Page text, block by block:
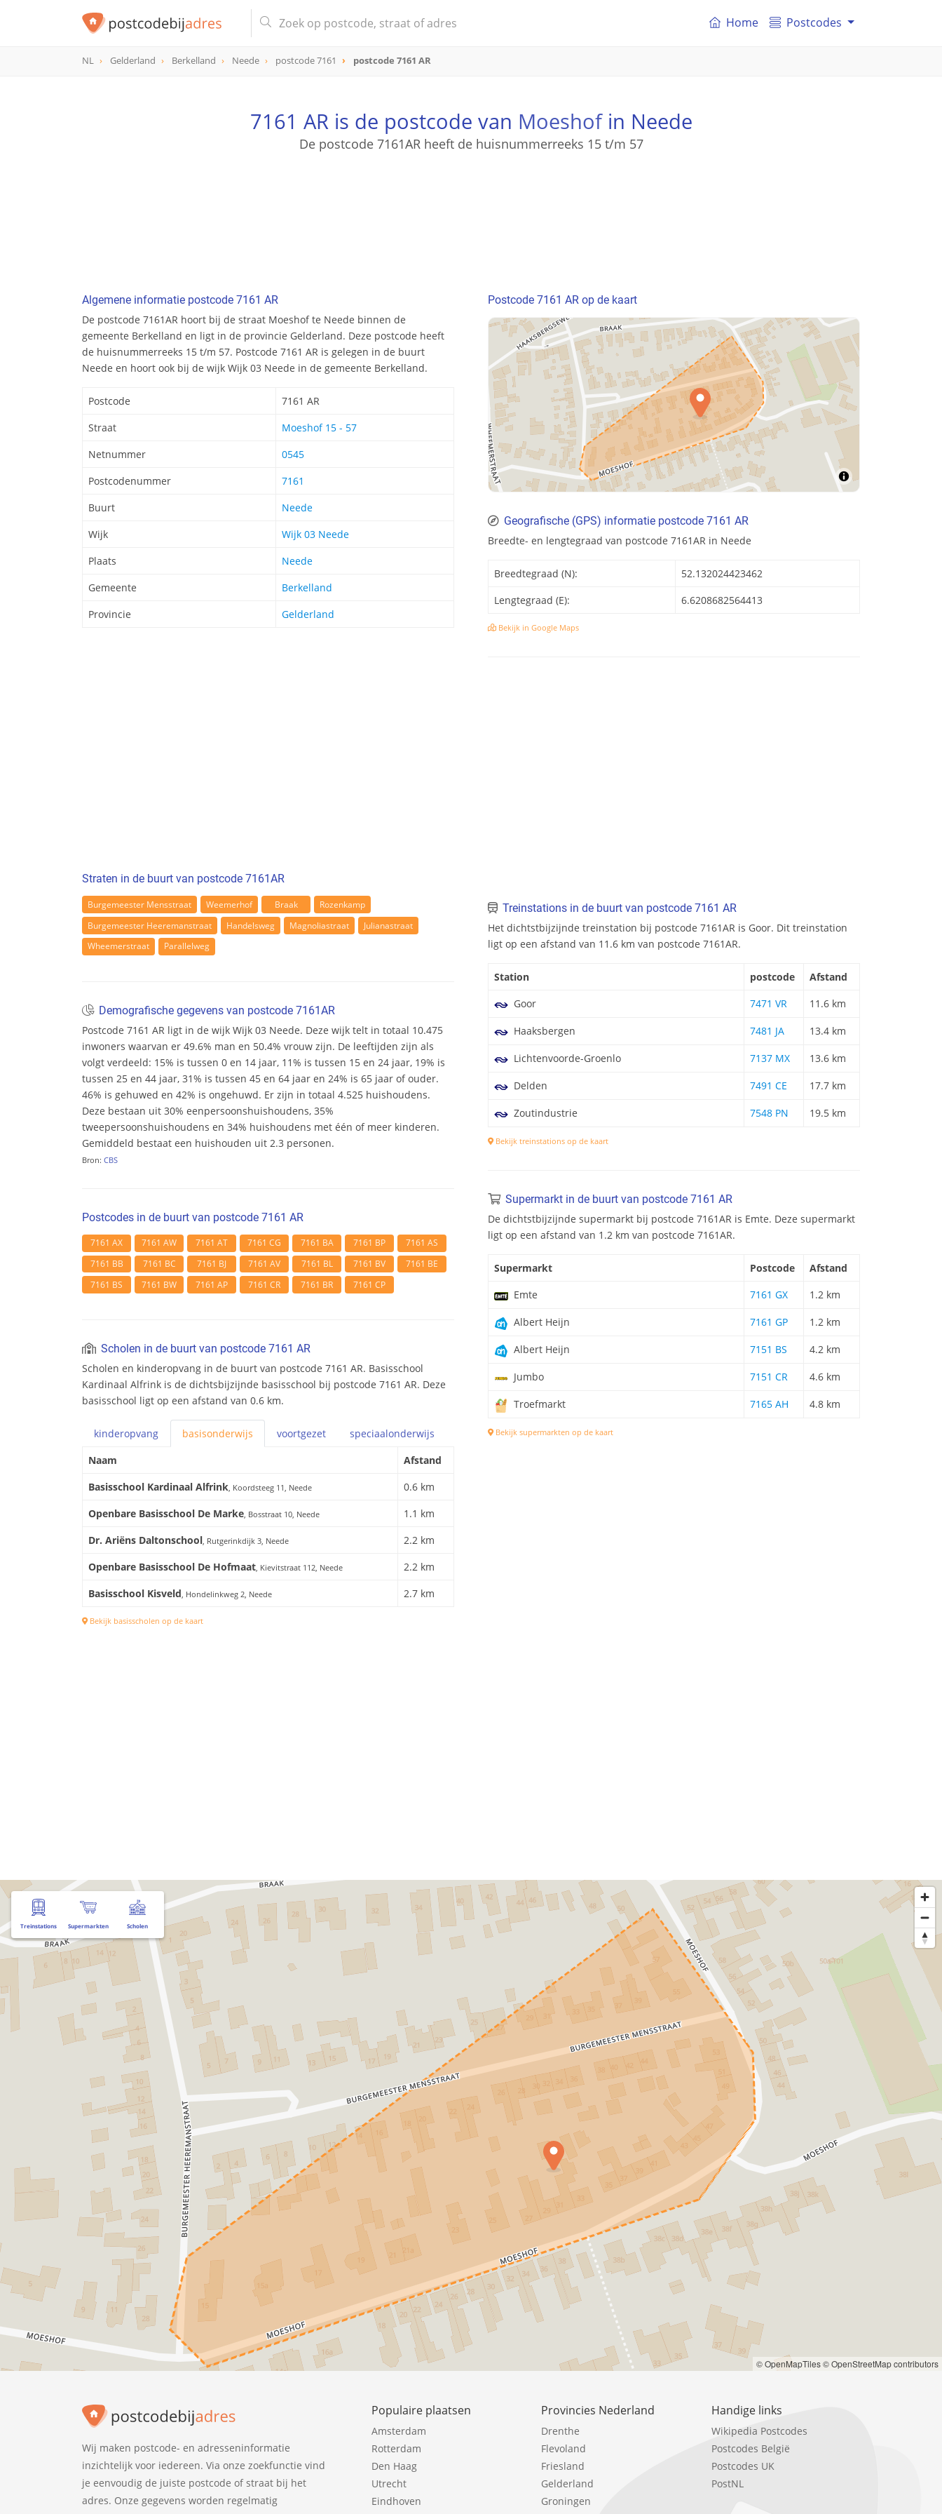
Home Postcodes
NL Gelderland Berkelland Neede postcode 7161 postcode 7161 AR
7161 AR is de postcode van Moeshofin Neede
De postcode 7161AR heeft de huisnummerreeks 15 t/m 57
Algemene informatie postcode 7161 AR
De postcode 7161AR hoort bij de straat Moeshof te Neede binnen de
gemeente Berkelland en ligt in de provincie Gelderland. Deze postcode heeft
de huisnummerreeks 15 t/m 57. Postcode 7161 AR is gelegen in de buurt
Neede en hoort ook bij de wijk Wijk 03 Neede in de gemeente Berkelland.
Postcode
7161 AR
Straat
Moeshof 15 - 57
Netnummer
0545
Postcodenummer
7161
Buurt
Neede
Wijk
Wijk 03 Neede
Plaats
Neede
Gemeente
Berkelland
Provincie
Gelderland
Straten in de buurt van postcode 7161AR
Burgemeester Mensstraat Weemerhof Braak
Rozenkamp
Burgemeester Heeremanstraat
Handelsweg Magnoliastraat
Julianastraat
Wheemerstraat
Parallelweg
Demografische gegevens van postcode 7161AR
Postcode 7161 AR ligt in de wijk Wijk 03 Neede. Deze wijk telt in totaal 10.475
inwoners waarvan er 49.6% man en 50.4% vrouw zijn. De leeftijden zijn als
volgt verdeeld: 15% is tussen 0 en 14 jaar, 11% is tussen 15 en 24 jaar, 19% is
tussen 25 en 44 jaar, 31% is tussen 45 en 64 jaar en 24% is 65 jaar of ouder.
46% is gehuwed en 42% is ongehuwd. Er zijn in totaal 4.525 huishoudens.
Deze bestaan uit 30% eenpersoonshuishoudens, 35%
tweepersoonshuishoudens en 34% huishoudens met één of meer kinderen.
Gemiddeld bestaat een huishouden uit 2.3 personen.
Bron: CBS
Postcodes in de buurt van postcode 7161 AR
7161 AX 7161 AW 7161 AT 7161 CG 7161 BA 7161 BP
7161 AS
7161 BB
7161 BC 7161 BJ 7161 AV 7161 BL 7161 BV
7161 BE
7161 BS
7161 BW 7161 AP 7161 CR 7161 BR 7161 CP
Scholen in de buurt van postcode 7161 AR
Scholen en kinderopvang in de buurt van postcode 7161 AR. Basisschool
Kardinaal Alfrink is de dichtsbijzijnde basisschool bij postcode 7161 AR. Deze
basisschool ligt op een afstand van 0.6 km.
kinderopvang basisonderwijs voortgezet speciaalonderwijs
Naam
Afstand
Basisschool Kardinaal Alfrink, Koordsteeg 11, Neede
0.6 km
Openbare Basisschool De Marke, Bosstraat 10, Neede
1.1 km
Dr. Ariëns Daltonschool, Rutgerinkdijk 3, Neede
2.2 km
Openbare Basisschool De Hofmaat, Kievitstraat 112, Neede
2.2 km
Basisschool Kisveld, Hondelinkweg 2, Neede 2.7 km
Bekijk basisscholen op de kaart
Postcode 7161 AR op de kaart
Geografische (GPS) informatie postcode 7161 AR
Breedte- en lengtegraad van postcode 7161AR in Neede
Breedtegraad (N):
52.132024423462
Lengtegraad (E):
6.6208682564413
Bekijk in Google Maps
Treinstations in de buurt van postcode 7161 AR
Het dichtstbijzijnde treinstation bij postcode 7161AR is Goor. Dit treinstation
ligt op een afstand van 11.6 km van postcode 7161AR.
Station postcode
Afstand
Goor
7471 VR 11.6 km
Haaksbergen 7481 JA 13.4 km
Lichtenvoorde-Groenlo 7137 MX 13.6 km
Delden 7491 CE 17.7 km
Zoutindustrie 7548 PN 19.5 km
Bekijk treinstations op de kaart
Supermarkt in de buurt van postcode 7161 AR
De dichtstbijzijnde supermarkt bij postcode 7161AR is Emte. Deze supermarkt
ligt op een afstand van 1.2 km van postcode 7161AR.
Supermarkt Postcode
Afstand
Emte
7161 GX 1.2 km
Albert Heijn 7161 GP 1.2 km
Albert Heijn 7151 BS 4.2 km
Jumbo 7151 CR 4.6 km
Troefmarkt 7165 AH 4.8 km
Bekijk supermarkten op de kaart
Treinstations Supermarkten Scholen
© OpenMapTiles© OpenStreetMap contributors
Wij maken postcode- en adresseninformatie
inzichtelijk voor iedereen. Via onze zoekfunctie vind
je eenvoudig de juiste postcode of straat bij het
adres. Onze gegevens worden regelmatig
Populaire plaatsen
Amsterdam
Rotterdam
Den Haag
Utrecht
Eindhoven
Provincies Nederland
Drenthe
Flevoland
Friesland
Gelderland
Groningen
Handige links
Wikipedia Postcodes
Postcodes België
Postcodes UK
PostNL